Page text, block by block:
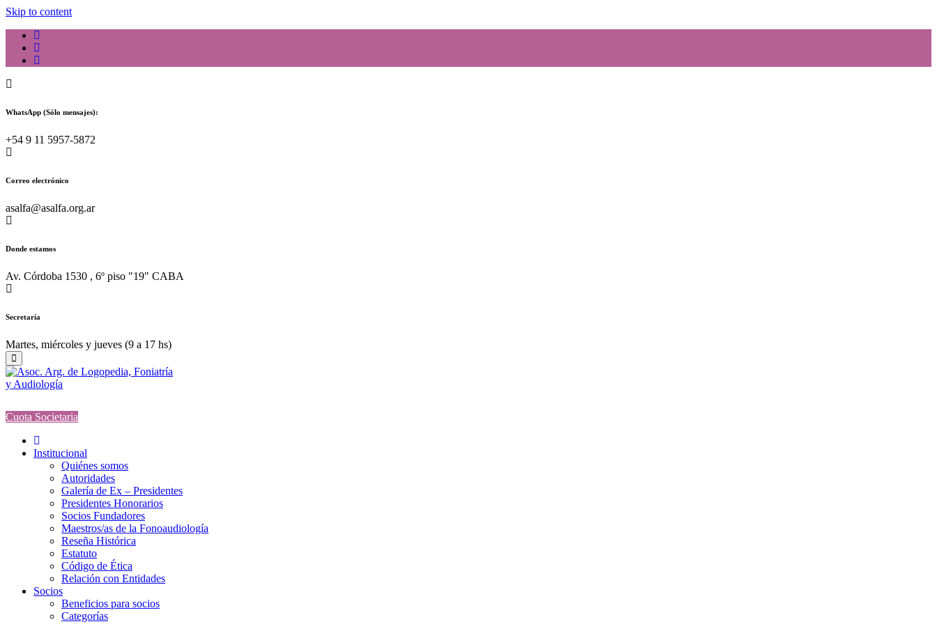
Skip to content
WhatsApp (Sólo mensajes):
+54 9 11 5957-5872
Correo electrónico
asalfa@asalfa.org.ar
Donde estamos
Av. Córdoba 1530 , 6º piso "19" CABA
Secretaría
Martes, miércoles y jueves (9 a 17 hs)
Cuota Societaria
Institucional
Quiénes somos
Autoridades
Galería de Ex – Presidentes
Presidentes Honorarios
Socios Fundadores
Maestros/as de la Fonoaudiología
Reseña Histórica
Estatuto
Código de Ética
Relación con Entidades
Socios
Beneficios para socios
Categorías